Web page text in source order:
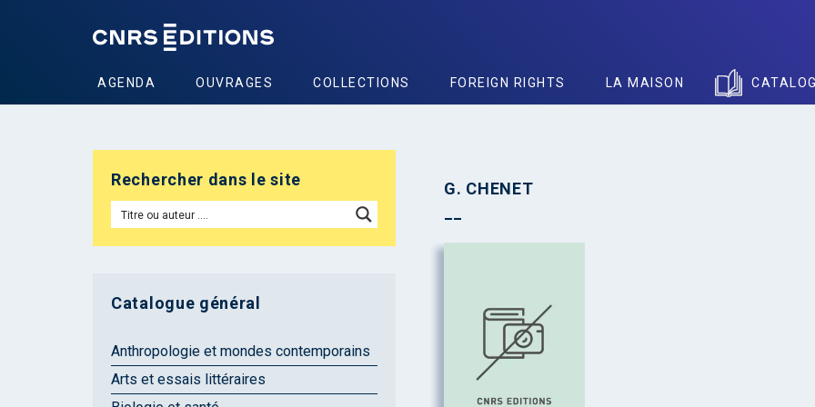
AGENDA OUVRAGES COLLECTIONS FOREIGN RIGHTS LA MAISON
G. CHENET
Rechercher dans le site
Catalogue général
Anthropologie et mondes contemporains
Arts et essais littéraires